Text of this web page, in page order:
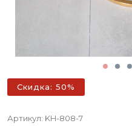
Скидка: 50%
Артикул: KH-808-7